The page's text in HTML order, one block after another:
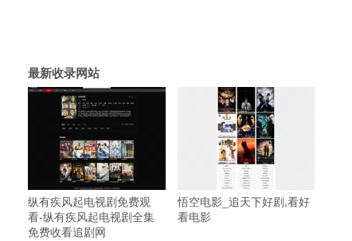
最新收录网站
纵有疾风起电视剧免费观
看-纵有疾风起电视剧全集
免费收看追剧网
悟空电影_追天下好剧,看好
看电影